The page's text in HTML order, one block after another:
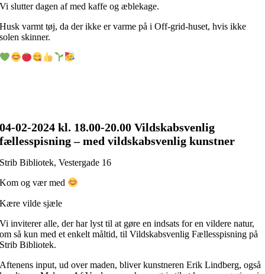
Vi slutter dagen af med kaffe og æblekage.
Husk varmt tøj, da der ikke er varme på i Off-grid-huset, hvis ikke
solen skinner.
04-02-2024 kl. 18.00-20.00 Vildskabsvenlig
fællesspisning – med vildskabsvenlig kunstner
Strib Bibliotek, Vestergade 16
Kom og vær med
Kære vilde sjæle
Vi inviterer alle, der har lyst til at gøre en indsats for en vildere natur,
om så kun med et enkelt måltid, til Vildskabsvenlig Fællesspisning på
Strib Bibliotek.
Aftenens input, ud over maden, bliver kunstneren Erik Lindberg, også